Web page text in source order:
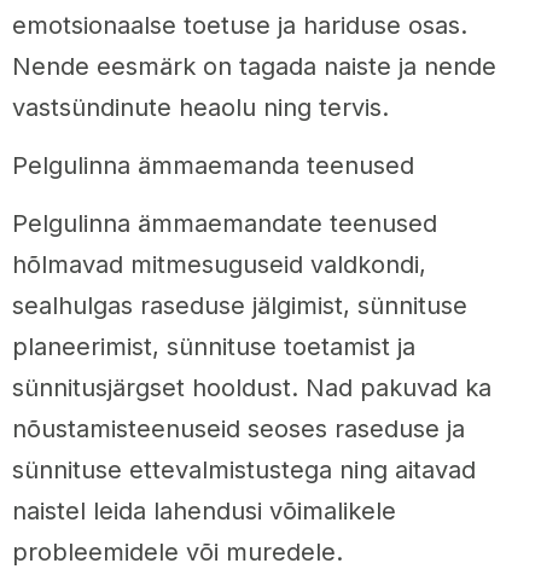
emotsionaalse toetuse ja hariduse osas.
Nende eesmärk on tagada naiste ja nende
vastsündinute heaolu ning tervis.
Pelgulinna ämmaemanda teenused
Pelgulinna ämmaemandate teenused
hõlmavad mitmesuguseid valdkondi,
sealhulgas raseduse jälgimist, sünnituse
planeerimist, sünnituse toetamist ja
sünnitusjärgset hooldust. Nad pakuvad ka
nõustamisteenuseid seoses raseduse ja
sünnituse ettevalmistustega ning aitavad
naistel leida lahendusi võimalikele
probleemidele või muredele.